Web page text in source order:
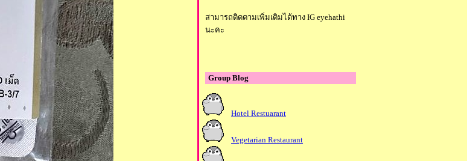
สามารถติดตามเพิ่มเติมได้ทาง IG eyehathi
นะคะ
Group Blog
Hotel Restuarant
Vegetarian Restaurant